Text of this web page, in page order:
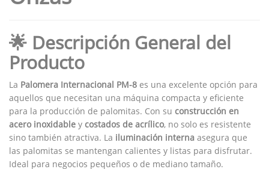
🌟 Descripción General del
Producto
La Palomera Internacional PM-8 es una excelente opción para
aquellos que necesitan una máquina compacta y eficiente
para la producción de palomitas. Con su construcción en
acero inoxidable y costados de acrílico, no solo es resistente
sino también atractiva. La iluminación interna asegura que
las palomitas se mantengan calientes y listas para disfrutar.
Ideal para negocios pequeños o de mediano tamaño.